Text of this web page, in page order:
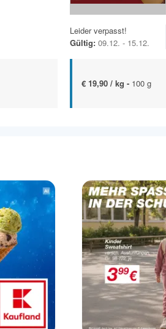
Leider verpasst!
Gültig: 09.12. - 15.12.
€ 19,90 / kg - 100 g